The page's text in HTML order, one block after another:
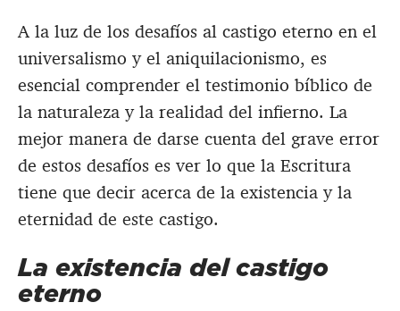
A la luz de los desafíos al castigo eterno en el
universalismo y el aniquilacionismo, es
esencial comprender el testimonio bíblico de
la naturaleza y la realidad del infierno. La
mejor manera de darse cuenta del grave error
de estos desafíos es ver lo que la Escritura
tiene que decir acerca de la existencia y la
eternidad de este castigo.
La existencia del castigo
eterno